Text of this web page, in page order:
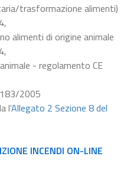
trasformazione alimenti)
alimenti di origine animale
- regolamento CE
2005
l'Allegato 2 Sezione 8 del
INCENDI ON-LINE